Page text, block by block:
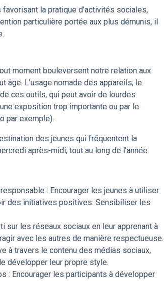
la pratique d’activités sociales,
particulière portée aux plus démunis, il
moment bouleversent notre relation aux
L’usage nomade des appareils, le
ces outils, qui peut avoir de lourdes
exposition trop importante ou par le
par exemple).
des jeunes qui fréquentent la
après-midi, tout au long de l’année.
: Encourager les jeunes à utiliser
des initiatives positives. Sensibiliser les
sur les réseaux sociaux en leur apprenant à
avec les autres de manière respectueuse.
à travers le contenu des médias sociaux,
développer leur propre style.
: Encourager les participants à développer